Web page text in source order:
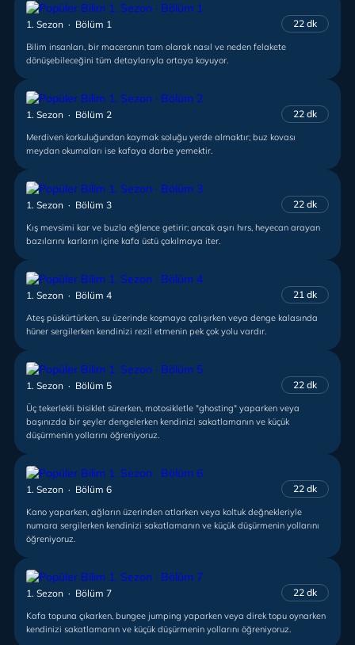
1. Sezon · Bölüm 1 22 dk
Bilim insanları, bir maceranın tam olarak nasıl ve neden felakete
dönüşebileceğini tüm detaylarıyla ortaya koyuyor.
1. Sezon · Bölüm 2 22 dk
Merdiven korkuluğundan kaymak soluğu yerde almaktır; buz kovası
meydan okumaları ise kafaya darbe yemektir.
1. Sezon · Bölüm 3 22 dk
Kış mevsimi kar ve buzla eğlence getirir; ancak aşırı hırs, heyecan arayan
bazılarını karların içine kafa üstü çakılmaya iter.
1. Sezon · Bölüm 4 21 dk
Ateş püskürtürken, su üzerinde koşmaya çalışırken veya denge kalasında
hüner sergilerken kendinizi rezil etmenin pek çok yolu vardır.
1. Sezon · Bölüm 5 22 dk
Üç tekerlekli bisiklet sürerken, motosikletle "ghosting" yaparken veya
başınızda bir şeyler dengelerken kendinizi sakatlamanın ve küçük
düşürmenin yollarını öğreniyoruz.
1. Sezon · Bölüm 6 22 dk
Kano yaparken, ağların üzerinden atlarken veya koltuk değnekleriyle
numara sergilerken kendinizi sakatlamanın ve küçük düşürmenin yollarını
öğreniyoruz.
1. Sezon · Bölüm 7 22 dk
Kafa topuna çıkarken, bungee jumping yaparken veya direk topu oynarken
kendinizi sakatlamanın ve küçük düşürmenin yollarını öğreniyoruz.